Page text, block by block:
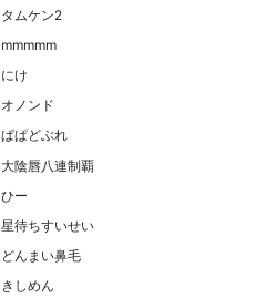
タムケン2
mmmmm
にけ
オノンド
ぱぱどぶれ
大陰唇八連制覇
ひー
星待ちすいせい
どんまい鼻毛
きしめん